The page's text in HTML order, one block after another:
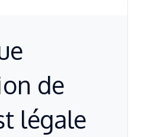
de
légale